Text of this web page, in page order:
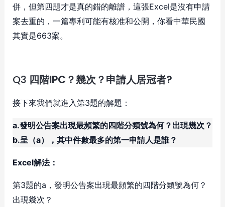
併，但第四題才是真的錯的離譜，這張Excel是沒有申請
案去重的，一篇專利可能有核准和公開，你看中華民國
其實是663案。
Q3 四階IPC？幾次？申請人居冠者?
接下來我們就進入第3題的解題：
a.發明公告案出現最頻繁的四階分類號為何？出現幾次？
b.呈（a），其中件數最多的第一申請人是誰？
Excel解法：
第3題的a，發明公告案出現最頻繁的四階分類號為何？
出現幾次？